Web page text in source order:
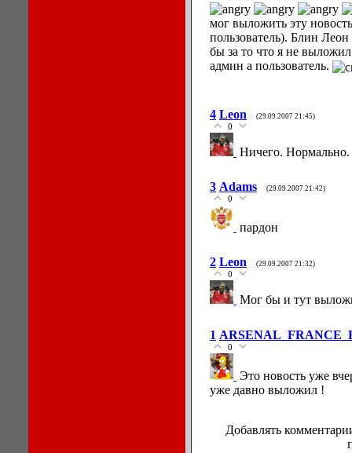
мог выложить эту
пользователь). Блин
бы за то что я не
админ а пользователь.
4 Leon (29.09.2007 21:45)
0
Ничего. Нормально.
3 Adams (29.09.2007 21:42)
0
пардон
2 Leon (29.09.2007 21:32)
0
Мог бы и тут
1
0
Это новость уже
уже давно выложил !
Добавлять